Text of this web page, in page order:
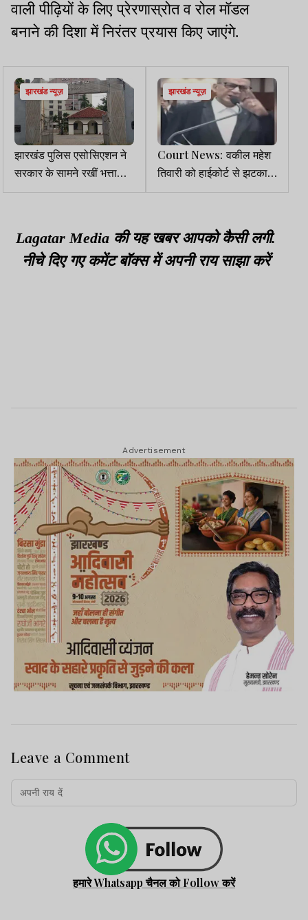
वाली पीढ़ियों के लिए प्रेरणास्रोत व रोल मॉडल
बनाने की दिशा में निरंतर प्रयास किए जाएंगे.
झारखंड न्यूज़
झारखंड पुलिस एसोसिएशन ने
सरकार के सामने रखीं भत्ता
बढ़ाने व प्रमोशन विसंगति दूर
झारखंड न्यूज़
Court News: वकील महेश
तिवारी को हाईकोर्ट से झटका,
सजा पर रोक वाली याचिका
Lagatar Media की यह खबर आपको कैसी लगी.
नीचे दिए गए कमेंट बॉक्स में अपनी राय साझा करें
Advertisement
Leave a Comment
हमारे Whatsapp चैनल को Follow करें